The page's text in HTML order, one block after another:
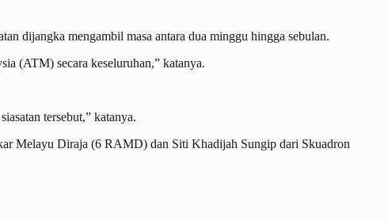
dijangka mengambil masa antara dua minggu hingga sebulan.
(ATM) secara keseluruhan,” katanya.
tersebut,” katanya.
Melayu Diraja (6 RAMD) dan Siti Khadijah Sungip dari Skuadron